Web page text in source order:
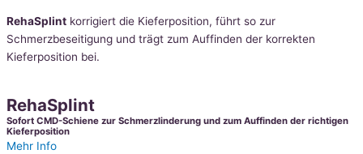
RehaSplint korrigiert die Kieferposition, führt so zur
Schmerzbeseitigung und trägt zum Auffinden der korrekten
Kieferposition bei.
RehaSplint
Sofort CMD-Schiene zur Schmerzlinderung und zum Auffinden der richtigen
Kieferposition
Mehr Info